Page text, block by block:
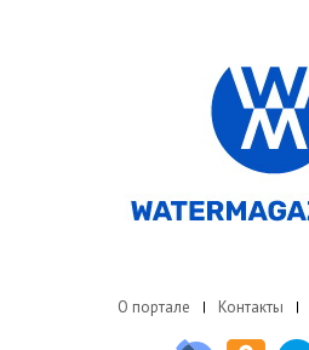
О портале Контакты